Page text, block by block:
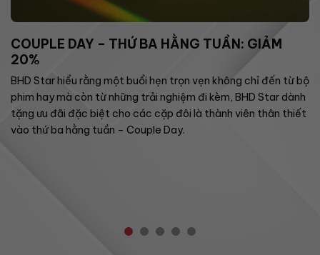
COUPLE DAY – THỨ BA HẰNG TUẦN: GIẢM
20%
BHD Star hiểu rằng một buổi hẹn trọn vẹn không chỉ đến từ bộ
phim hay mà còn từ những trải nghiệm đi kèm, BHD Star dành
tặng ưu đãi đặc biệt cho các cặp đôi là thành viên thân thiết
vào thứ ba hằng tuần – Couple Day.